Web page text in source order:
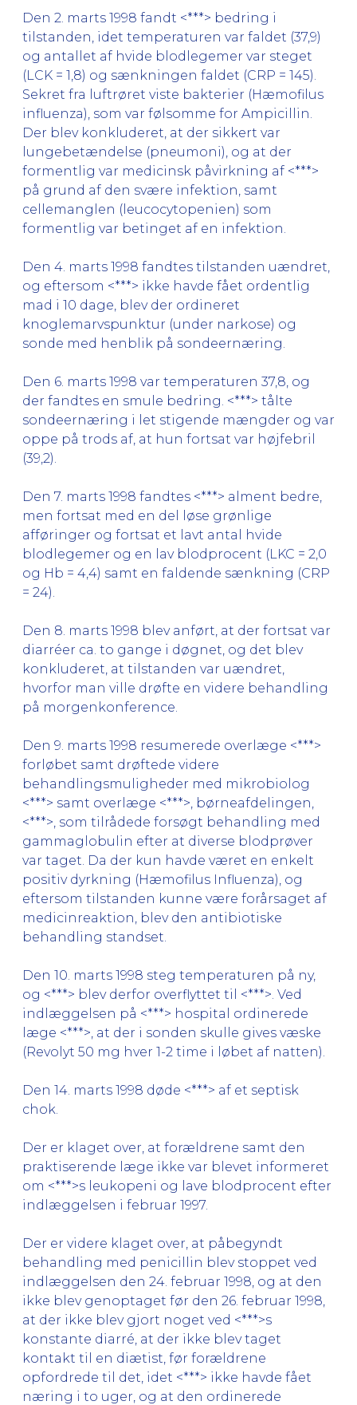
Den 2. marts 1998 fandt <***> bedring i
tilstanden, idet temperaturen var faldet (37,9)
og antallet af hvide blodlegemer var steget
(LCK = 1,8) og sænkningen faldet (CRP = 145).
Sekret fra luftrøret viste bakterier (Hæmofilus
influenza), som var følsomme for Ampicillin.
Der blev konkluderet, at der sikkert var
lungebetændelse (pneumoni), og at der
formentlig var medicinsk påvirkning af <***>
på grund af den svære infektion, samt
cellemanglen (leucocytopenien) som
formentlig var betinget af en infektion.
Den 4. marts 1998 fandtes tilstanden uændret,
og eftersom <***> ikke havde fået ordentlig
mad i 10 dage, blev der ordineret
knoglemarvspunktur (under narkose) og
sonde med henblik på sondeernæring.
Den 6. marts 1998 var temperaturen 37,8, og
der fandtes en smule bedring. <***> tålte
sondeernæring i let stigende mængder og var
oppe på trods af, at hun fortsat var højfebril
(39,2).
Den 7. marts 1998 fandtes <***> alment bedre,
men fortsat med en del løse grønlige
afføringer og fortsat et lavt antal hvide
blodlegemer og en lav blodprocent (LKC = 2,0
og Hb = 4,4) samt en faldende sænkning (CRP
= 24).
Den 8. marts 1998 blev anført, at der fortsat var
diarréer ca. to gange i døgnet, og det blev
konkluderet, at tilstanden var uændret,
hvorfor man ville drøfte en videre behandling
på morgenkonference.
Den 9. marts 1998 resumerede overlæge <***>
forløbet samt drøftede videre
behandlingsmuligheder med mikrobiolog
<***> samt overlæge <***>, børneafdelingen,
<***>, som tilrådede forsøgt behandling med
gammaglobulin efter at diverse blodprøver
var taget. Da der kun havde været en enkelt
positiv dyrkning (Hæmofilus Influenza), og
eftersom tilstanden kunne være forårsaget af
medicinreaktion, blev den antibiotiske
behandling standset.
Den 10. marts 1998 steg temperaturen på ny,
og <***> blev derfor overflyttet til <***>. Ved
indlæggelsen på <***> hospital ordinerede
læge <***>, at der i sonden skulle gives væske
(Revolyt 50 mg hver 1-2 time i løbet af natten).
Den 14. marts 1998 døde <***> af et septisk
chok.
Der er klaget over, at forældrene samt den
praktiserende læge ikke var blevet informeret
om <***>s leukopeni og lave blodprocent efter
indlæggelsen i februar 1997.
Der er videre klaget over, at påbegyndt
behandling med penicillin blev stoppet ved
indlæggelsen den 24. februar 1998, og at den
ikke blev genoptaget før den 26. februar 1998,
at der ikke blev gjort noget ved <***>s
konstante diarré, at der ikke blev taget
kontakt til en diætist, før forældrene
opfordrede til det, idet <***> ikke havde fået
næring i to uger, og at den ordinerede